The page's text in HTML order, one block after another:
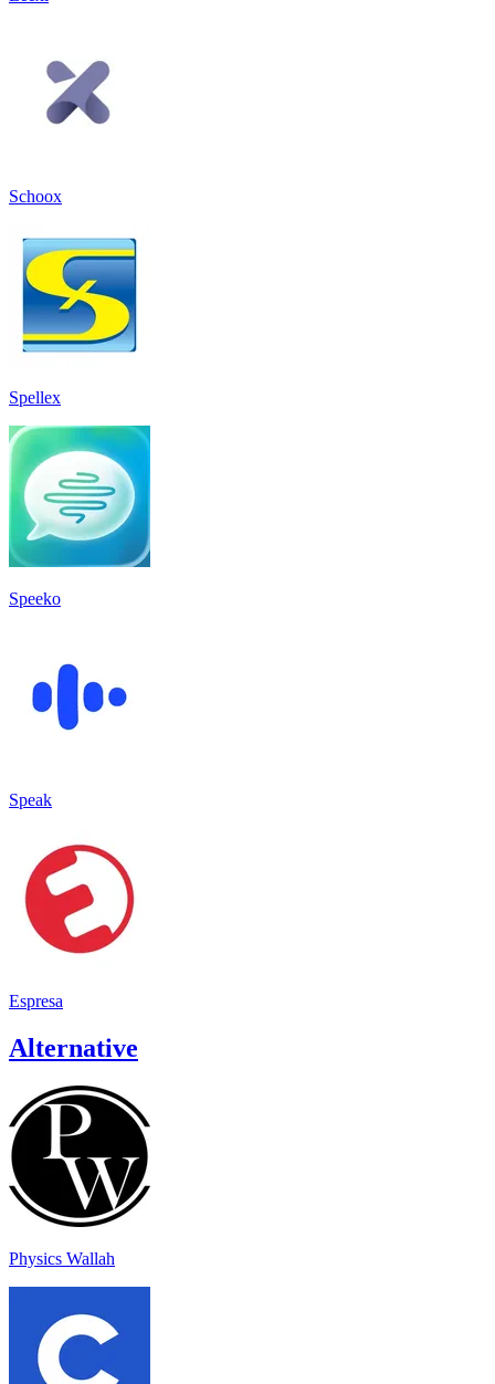
Schoox
Spellex
Speeko
Speak
Espresa
Alternative
Physics Wallah